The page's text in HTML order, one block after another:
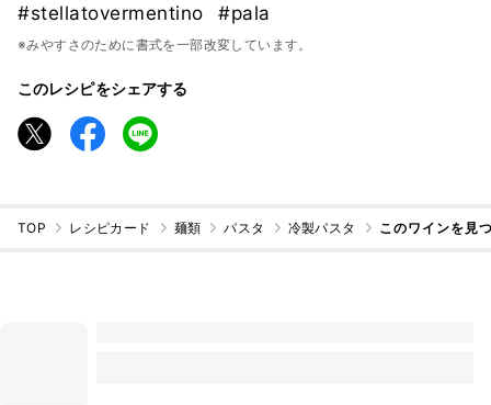
#stellatovermentino
#pala
※みやすさのために書式を一部改変しています。
このレシピをシェアする
TOP レシピカード 麺類 パスタ 冷製パスタ このワインを見